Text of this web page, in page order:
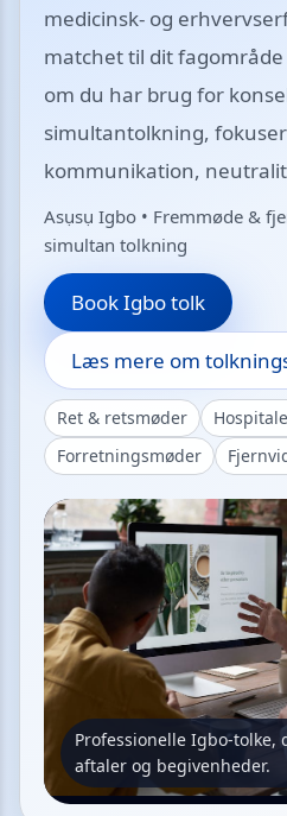
medicinsk- og
matchet til dit
om du har brug for
simultantolkning,
kommunikation,
Asụsụ Igbo • Fremmøde &
simultan tolkning
Book Igbo tolk
Læs mere om
Ret & retsmøder
Forretningsmøder
Professionelle Igbo-tolke,
aftaler og begivenheder.